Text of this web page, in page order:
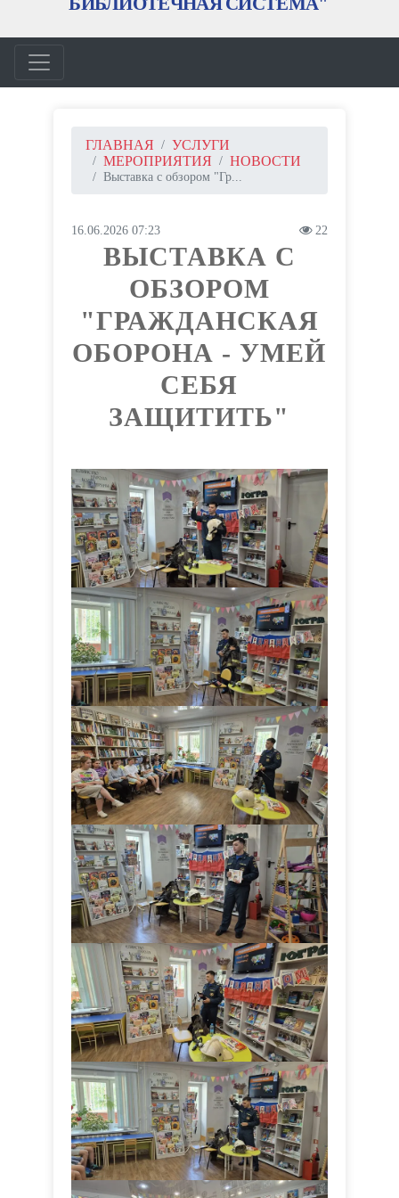
ГЛАВНАЯ
УСЛУГИ
МЕРОПРИЯТИЯ
НОВОСТИ
Выставка с обзором "Гр...
16.06.2026 07:23 22
ВЫСТАВКА С
ОБЗОРОМ
"ГРАЖДАНСКАЯ
ОБОРОНА - УМЕЙ
СЕБЯ
ЗАЩИТИТЬ"